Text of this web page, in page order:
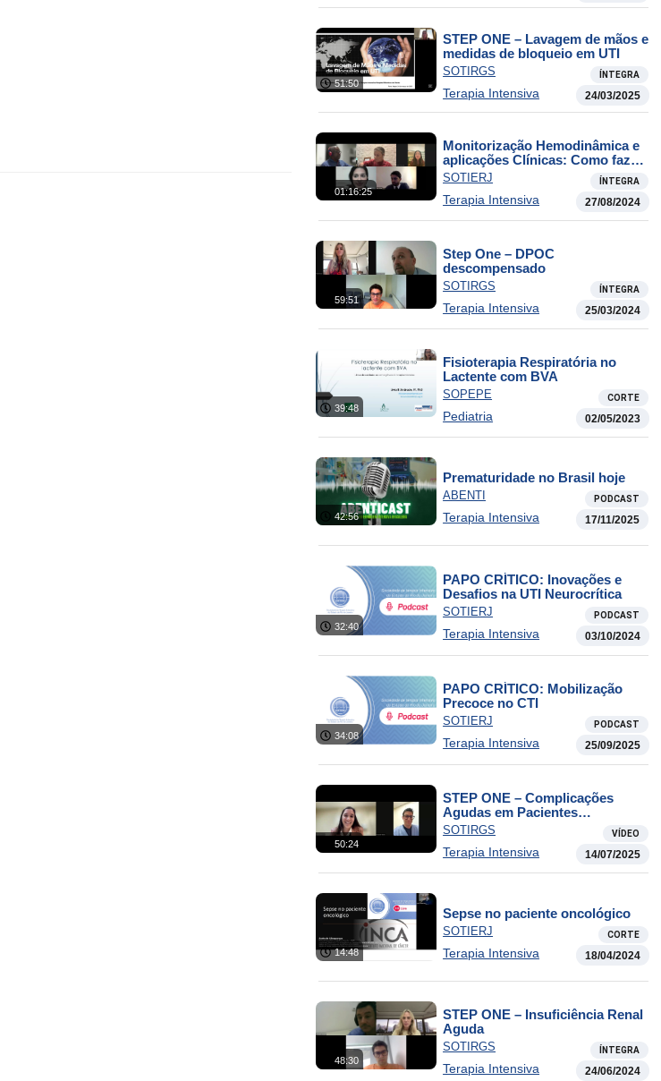
51:50
STEP ONE – Lavagem de mãos e
medidas de bloqueio em UTI
SOTIRGS ÍNTEGRA
Terapia Intensiva 24/03/2025
01:16:25
Monitorização Hemodinâmica e
aplicações Clínicas: Como fazer
na beira do leito?
SOTIERJ ÍNTEGRA
Terapia Intensiva 27/08/2024
59:51
Step One – DPOC
descompensado
SOTIRGS ÍNTEGRA
Terapia Intensiva 25/03/2024
39:48
Fisioterapia Respiratória no
Lactente com BVA
SOPEPE CORTE
Pediatria 02/05/2023
42:56
Prematuridade no Brasil hoje
ABENTI PODCAST
Terapia Intensiva 17/11/2025
32:40
PAPO CRÍTICO: Inovações e
Desafios na UTI Neurocrítica
SOTIERJ PODCAST
Terapia Intensiva 03/10/2024
34:08
PAPO CRÍTICO: Mobilização
Precoce no CTI
SOTIERJ PODCAST
Terapia Intensiva 25/09/2025
50:24
STEP ONE – Complicações
Agudas em Pacientes
Oncológicos
SOTIRGS VÍDEO
Terapia Intensiva 14/07/2025
14:48
Sepse no paciente oncológico
SOTIERJ CORTE
Terapia Intensiva 18/04/2024
48:30
STEP ONE – Insuficiência Renal
Aguda
SOTIRGS ÍNTEGRA
Terapia Intensiva 24/06/2024